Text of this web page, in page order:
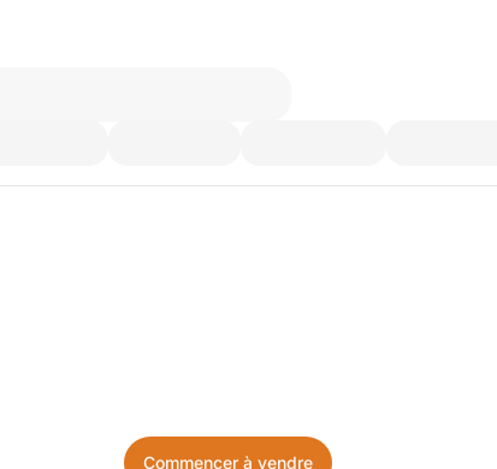
Commencer à vendre